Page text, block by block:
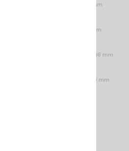
---------------- Ø 7.25 mm
-------- ------------ h .27 mm
112 x 0.16 mm
Polyvinyle -------------- Ø 10.30 mm
Km